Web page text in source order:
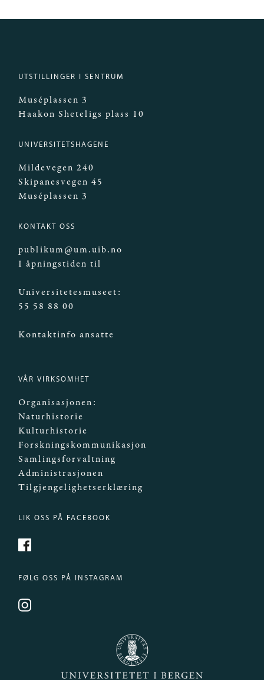
UTSTILLINGER I SENTRUM
Muséplassen 3
Haakon Sheteligs plass 10
UNIVERSITETSHAGENE
Mildevegen 240
Skipanesvegen 45
Muséplassen 3
KONTAKT OSS
publikum@um.uib.no
I åpningstiden til
Universitetesmuseet:
55 58 88 00
Kontaktinfo ansatte
VÅR VIRKSOMHET
Organisasjonen:
Naturhistorie
Kulturhistorie
Forskningskommunikasjon
Samlingsforvaltning
Administrasjonen
Tilgjengelighetserklæring
LIK OSS PÅ FACEBOOK
FØLG OSS PÅ INSTAGRAM